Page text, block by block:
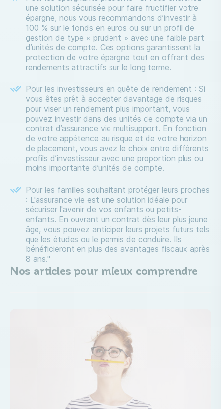
une solution sécurisée pour faire fructifier votre
épargne, nous vous recommandons d’investir à
100 % sur le fonds en euros ou sur un profil de
gestion de type « prudent » avec une faible part
d’unités de compte. Ces options garantissent la
protection de votre épargne tout en offrant des
rendements attractifs sur le long terme.
Pour les investisseurs en quête de rendement : Si
vous êtes prêt à accepter davantage de risques
pour viser un rendement plus important, vous
pouvez investir dans des unités de compte via un
contrat d’assurance vie multisupport. En fonction
de votre appétence au risque et de votre horizon
de placement, vous avez le choix entre différents
profils d’investisseur avec une proportion plus ou
moins importante d’unités de compte.
Pour les familles souhaitant protéger leurs proches
: L'assurance vie est une solution idéale pour
sécuriser l'avenir de vos enfants ou petits-
enfants. En ouvrant un contrat dès leur plus jeune
âge, vous pouvez anticiper leurs projets futurs tels
que les études ou le permis de conduire. Ils
bénéficieront en plus des avantages fiscaux après
8 ans."
Nos articles pour mieux comprendre